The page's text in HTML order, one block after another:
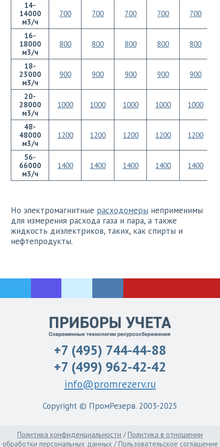
14-
14000
м3/ч
700 700 700 700 700
16-
18000
м3/ч
800 800 800 800 800
18-
23000
м3/ч
900 900 900 900 900
20-
28000
м3/ч
1000 1000 1000 1000 1000
48-
48000
м3/ч
1200 1200 1200 1200 1200
56-
66000
м3/ч
1400 1400 1400 1400 1400
Но электромагнитные расходомеры неприменимы
для измерения расхода газа и пара, а также
жидкость диэлектриков, таких, как спирты и
нефтепродукты.
+7 (495) 744-44-88
+7 (499) 962-42-42
info@promrezerv.ru
Copyright © ПромРезерв. 2003-2025
Политика конфиденциальности /Политика в отношении
обработки персональных данных /Пользовательское соглашение